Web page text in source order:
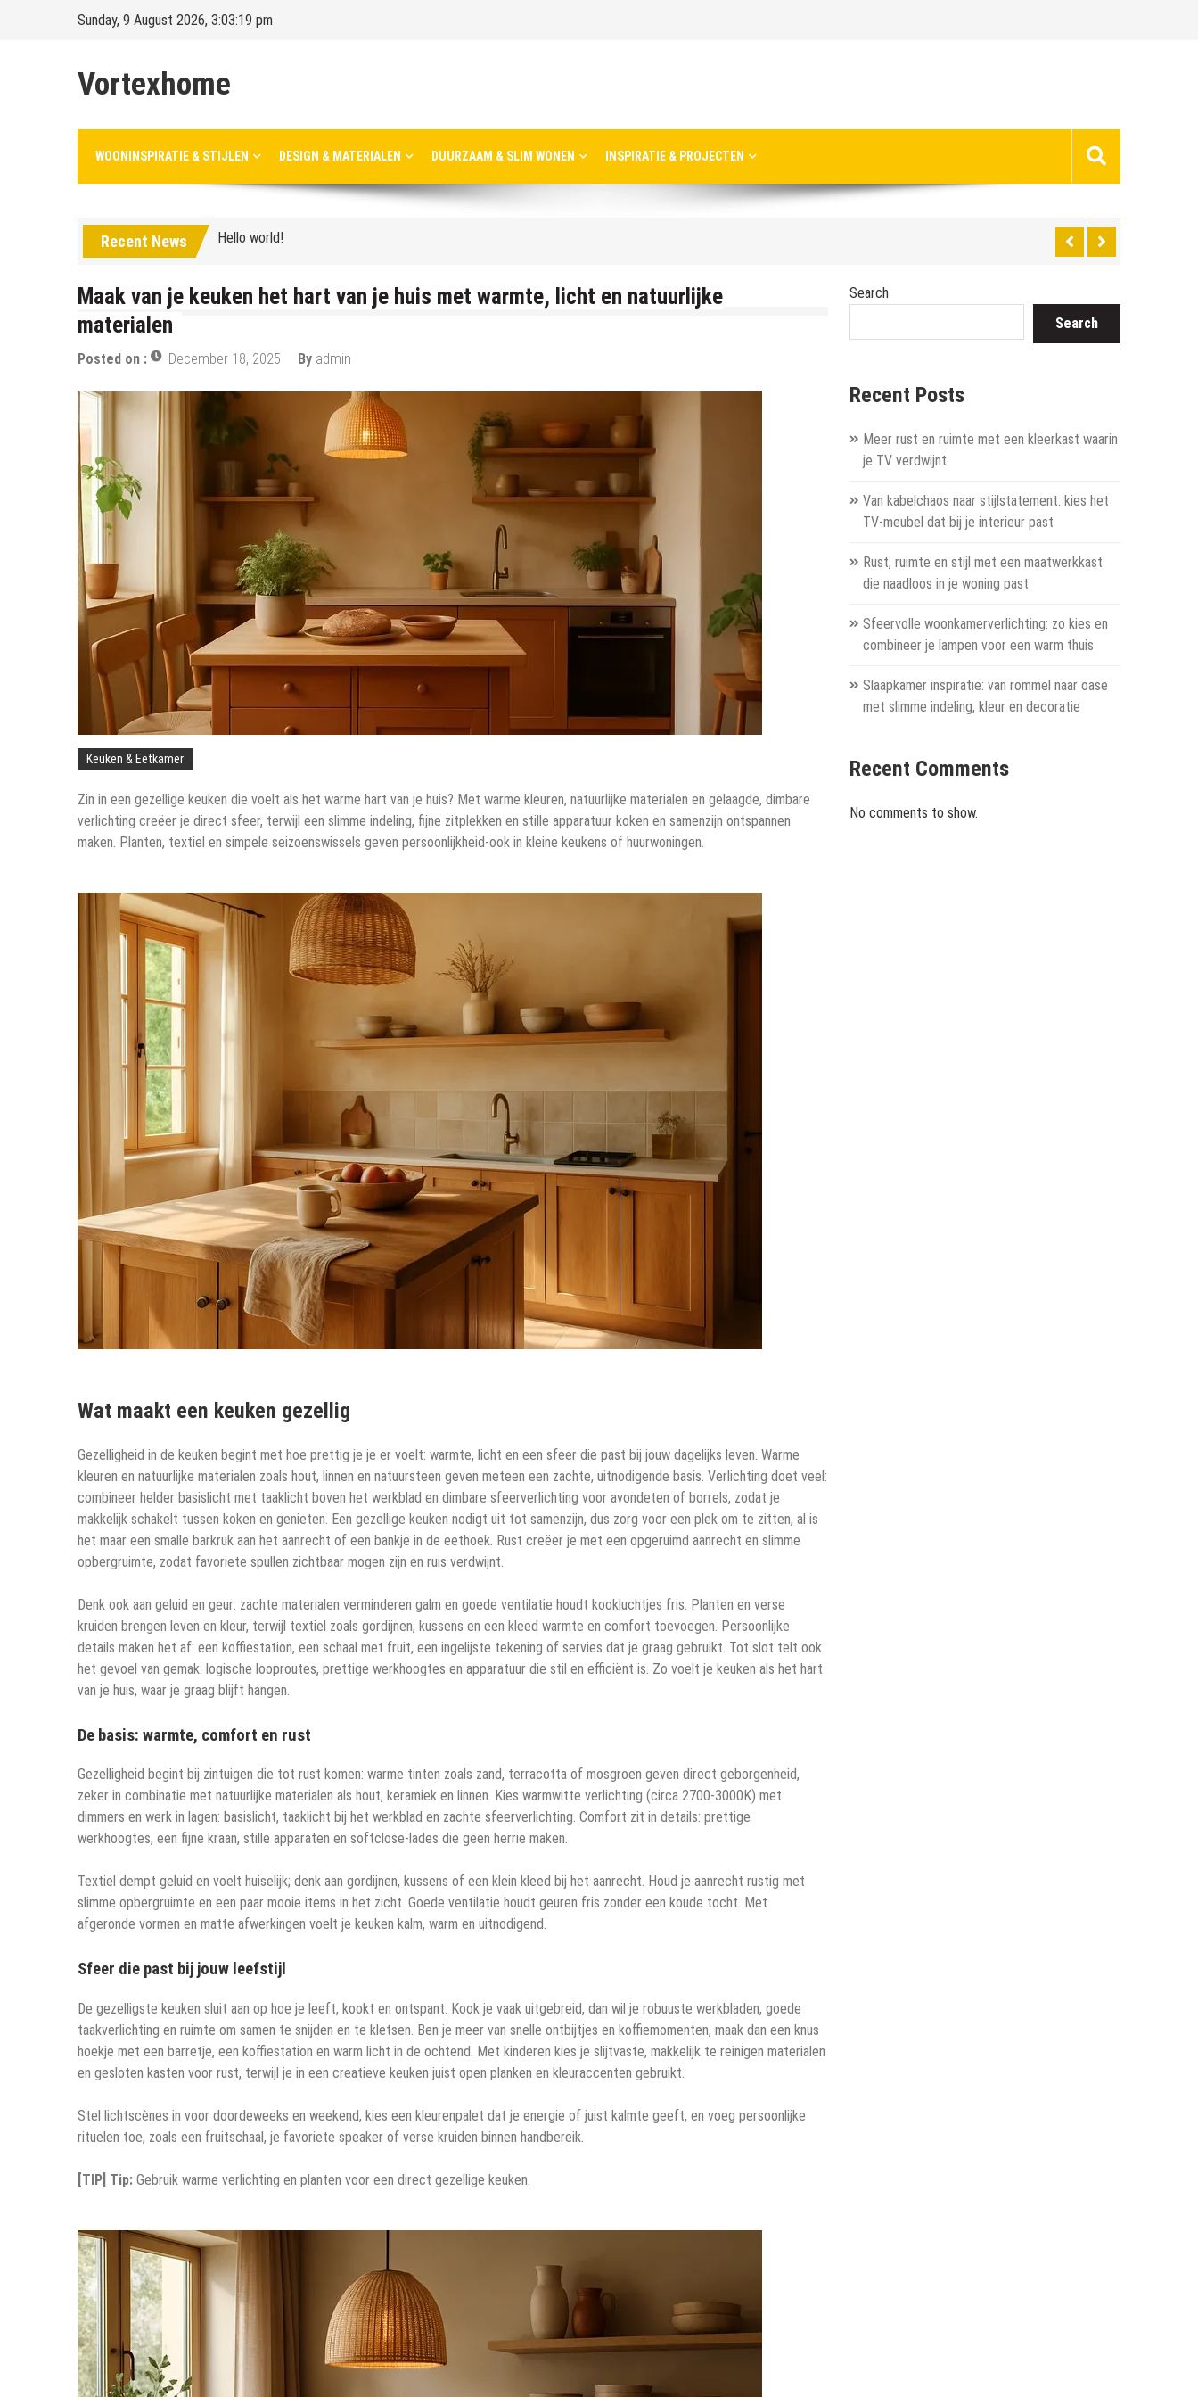
Sunday, 9 August 2026, 3:03:21 pm
Vortexhome
WOONINSPIRATIE & STIJLEN DESIGN & MATERIALEN DUURZAAM & SLIM WONEN INSPIRATIE & PROJECTEN
Recent News
Hello world!
Ontdek het sprookjesachtige Elswout aan de rand van Haarlem
Maak van je keuken het hart van je huis met warmte, licht en natuurlijke
materialen
Posted on : December 18, 2025 By admin
Keuken & Eetkamer
Zin in een gezellige keuken die voelt als het warme hart van je huis? Met warme kleuren, natuurlijke materialen en gelaagde, dimbare
verlichting creëer je direct sfeer, terwijl een slimme indeling, fijne zitplekken en stille apparatuur koken en samenzijn ontspannen
maken. Planten, textiel en simpele seizoenswissels geven persoonlijkheid-ook in kleine keukens of huurwoningen.
Wat maakt een keuken gezellig
Gezelligheid in de keuken begint met hoe prettig je je er voelt: warmte, licht en een sfeer die past bij jouw dagelijks leven. Warme
kleuren en natuurlijke materialen zoals hout, linnen en natuursteen geven meteen een zachte, uitnodigende basis. Verlichting doet veel:
combineer helder basislicht met taaklicht boven het werkblad en dimbare sfeerverlichting voor avondeten of borrels, zodat je
makkelijk schakelt tussen koken en genieten. Een gezellige keuken nodigt uit tot samenzijn, dus zorg voor een plek om te zitten, al is
het maar een smalle barkruk aan het aanrecht of een bankje in de eethoek. Rust creëer je met een opgeruimd aanrecht en slimme
opbergruimte, zodat favoriete spullen zichtbaar mogen zijn en ruis verdwijnt.
Denk ook aan geluid en geur: zachte materialen verminderen galm en goede ventilatie houdt kookluchtjes fris. Planten en verse
kruiden brengen leven en kleur, terwijl textiel zoals gordijnen, kussens en een kleed warmte en comfort toevoegen. Persoonlijke
details maken het af: een koffiestation, een schaal met fruit, een ingelijste tekening of servies dat je graag gebruikt. Tot slot telt ook
het gevoel van gemak: logische looproutes, prettige werkhoogtes en apparatuur die stil en efficiënt is. Zo voelt je keuken als het hart
van je huis, waar je graag blijft hangen.
De basis: warmte, comfort en rust
Gezelligheid begint bij zintuigen die tot rust komen: warme tinten zoals zand, terracotta of mosgroen geven direct geborgenheid,
zeker in combinatie met natuurlijke materialen als hout, keramiek en linnen. Kies warmwitte verlichting (circa 2700-3000K) met
dimmers en werk in lagen: basislicht, taaklicht bij het werkblad en zachte sfeerverlichting. Comfort zit in details: prettige
werkhoogtes, een fijne kraan, stille apparaten en softclose-lades die geen herrie maken.
Textiel dempt geluid en voelt huiselijk; denk aan gordijnen, kussens of een klein kleed bij het aanrecht. Houd je aanrecht rustig met
slimme opbergruimte en een paar mooie items in het zicht. Goede ventilatie houdt geuren fris zonder een koude tocht. Met
afgeronde vormen en matte afwerkingen voelt je keuken kalm, warm en uitnodigend.
Sfeer die past bij jouw leefstijl
De gezelligste keuken sluit aan op hoe je leeft, kookt en ontspant. Kook je vaak uitgebreid, dan wil je robuuste werkbladen, goede
taakverlichting en ruimte om samen te snijden en te kletsen. Ben je meer van snelle ontbijtjes en koffiemomenten, maak dan een knus
hoekje met een barretje, een koffiestation en warm licht in de ochtend. Met kinderen kies je slijtvaste, makkelijk te reinigen materialen
en gesloten kasten voor rust, terwijl je in een creatieve keuken juist open planken en kleuraccenten gebruikt.
Stel lichtscènes in voor doordeweeks en weekend, kies een kleurenpalet dat je energie of juist kalmte geeft, en voeg persoonlijke
rituelen toe, zoals een fruitschaal, je favoriete speaker of verse kruiden binnen handbereik.
[TIP] Tip: Gebruik warme verlichting en planten voor een direct gezellige keuken.
Search
Search
Recent Posts
Meer rust en ruimte met een kleerkast waarin
je TV verdwijnt
Van kabelchaos naar stijlstatement: kies het
TV-meubel dat bij je interieur past
Rust, ruimte en stijl met een maatwerkkast
die naadloos in je woning past
Sfeervolle woonkamerverlichting: zo kies en
combineer je lampen voor een warm thuis
Slaapkamer inspiratie: van rommel naar oase
met slimme indeling, kleur en decoratie
Recent Comments
No comments to show.